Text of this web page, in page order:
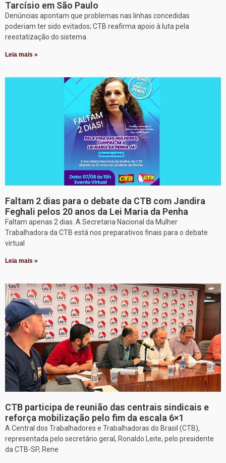
Tarcísio em São Paulo
Denúncias apontam que problemas nas linhas concedidas
poderiam ter sido evitados; CTB reafirma apoio à luta pela
reestatização do sistema
Leia mais »
Faltam 2 dias para o debate da CTB com Jandira
Feghali pelos 20 anos da Lei Maria da Penha
Faltam apenas 2 dias. A Secretaria Nacional da Mulher
Trabalhadora da CTB está nos preparativos finais para o debate
virtual
Leia mais »
CTB participa de reunião das centrais sindicais e
reforça mobilização pelo fim da escala 6×1
A Central dos Trabalhadores e Trabalhadoras do Brasil (CTB),
representada pelo secretário geral, Ronaldo Leite, pelo presidente
da CTB-SP, Rene